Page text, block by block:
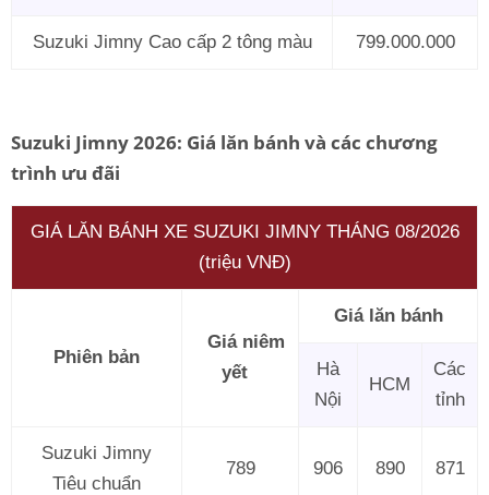
Suzuki Jimny Cao cấp 2 tông màu 799.000.000
Suzuki Jimny 2026: Giá lăn bánh và các chương
trình ưu đãi
GIÁ LĂN BÁNH XE SUZUKI JIMNY THÁNG 08/2026
(triệu VNĐ)
Phiên bản
Giá niêm
yết
Giá lăn bánh
Hà
Nội
HCM
Các
tỉnh
Suzuki Jimny
Tiêu chuẩn
789 906 890 871